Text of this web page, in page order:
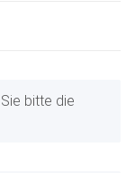
bitte die